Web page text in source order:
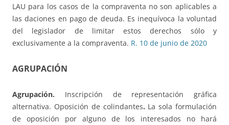
LAU para los casos de la compraventa no son aplicables a
las daciones en pago de deuda. Es inequívoca la voluntad
del legislador de limitar estos derechos sólo y
exclusivamente a la compraventa. R. 10 de junio de 2020
AGRUPACIÓN
Agrupación. Inscripción de representación gráfica
alternativa. Oposición de colindantes. La sola formulación
de oposición por alguno de los interesados no hará